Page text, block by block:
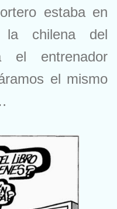
estaba en
chilena del
el entrenador
el mismo